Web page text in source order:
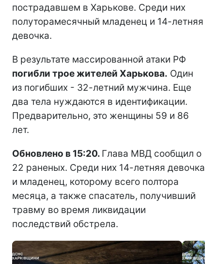
пострадавшем в Харькове. Среди них
полуторамесячный младенец и 14-летняя
девочка.
В результате массированной атаки РФ
погибли трое жителей Харькова. Один
из погибших - 32-летний мужчина. Еще
два тела нуждаются в идентификации.
Предварительно, это женщины 59 и 86
лет.
Обновлено в 15:20. Глава МВД сообщил о
22 раненых. Среди них 14-летняя девочка
и младенец, которому всего полтора
месяца, а также спасатель, получивший
травму во время ликвидации
последствий обстрела.